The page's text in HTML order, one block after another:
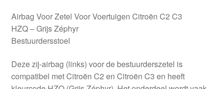
Airbag Voor Zetel Voor Voertuigen Citroën C2 C3
HZQ – Grijs Zéphyr
Bestuurdersstoel
Deze zij-airbag (links) voor de bestuurderszetel is
compatibel met Citroën C2 en Citroën C3 en heeft